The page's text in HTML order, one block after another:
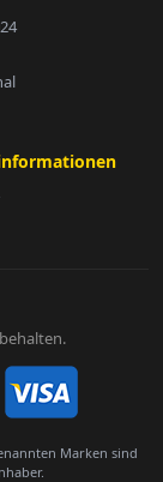
Marken sind